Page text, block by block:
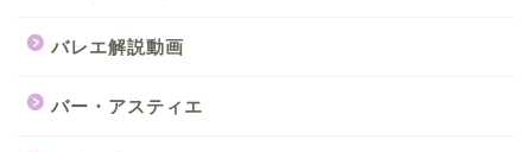
バレエ解説動画
バー・アスティエ